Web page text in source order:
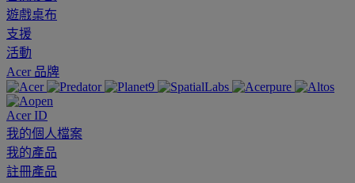
遊戲桌布
支援
活動
Acer 品牌
Acer ID
我的個人檔案
我的產品
註冊產品